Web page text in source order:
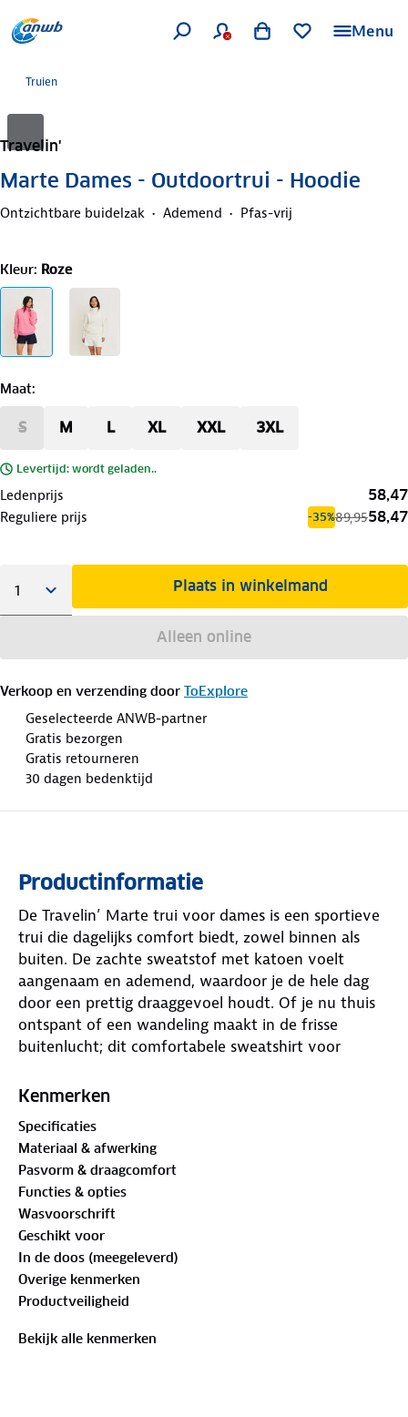
Menu
Truien
Travelin'
Marte Dames - Outdoortrui - Hoodie
Ontzichtbare buidelzak Ademend Pfas-vrij
Kleur: Roze
Maat:
S M L XL XXL 3XL
Levertijd: wordt geladen..
Ledenprijs 58,47
Reguliere prijs -35%89,9558,47
Plaats in winkelmand
Alleen online
Verkoop en verzending door ToExplore
Geselecteerde ANWB-partner
Gratis bezorgen
Gratis retourneren
30 dagen bedenktijd
Productinformatie
De Travelin’ Marte trui voor dames is een sportieve
trui die dagelijks comfort biedt, zowel binnen als
buiten. De zachte sweatstof met katoen voelt
aangenaam en ademend, waardoor je de hele dag
door een prettig draaggevoel houdt. Of je nu thuis
ontspant of een wandeling maakt in de frisse
buitenlucht; dit comfortabele sweatshirt voor
moderne, sportieve look.
Dankzij de vaste capuchon en de onzichtbare
buidelzak combineert deze outdoor hoodie voor
dames een functioneel ontwerp met een strakke
uitstraling. De Marte is volledig PFAS-vrij
geproduceerd en is ontworpen om maximale
bewegingsvrijheid te bieden, wat hem ideaal maakt
als comfortabele tussenlaag op koelere dagen.
Kenmerken
Specificaties
Materiaal & afwerking
Pasvorm & draagcomfort
Functies & opties
Wasvoorschrift
Geschikt voor
In de doos (meegeleverd)
Overige kenmerken
Productveiligheid
Bekijk alle kenmerken